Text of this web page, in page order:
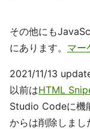
その他にも
にあります。 マー
2021/11/13
以前はHTML
Studio Codeに機
からは削除しまし